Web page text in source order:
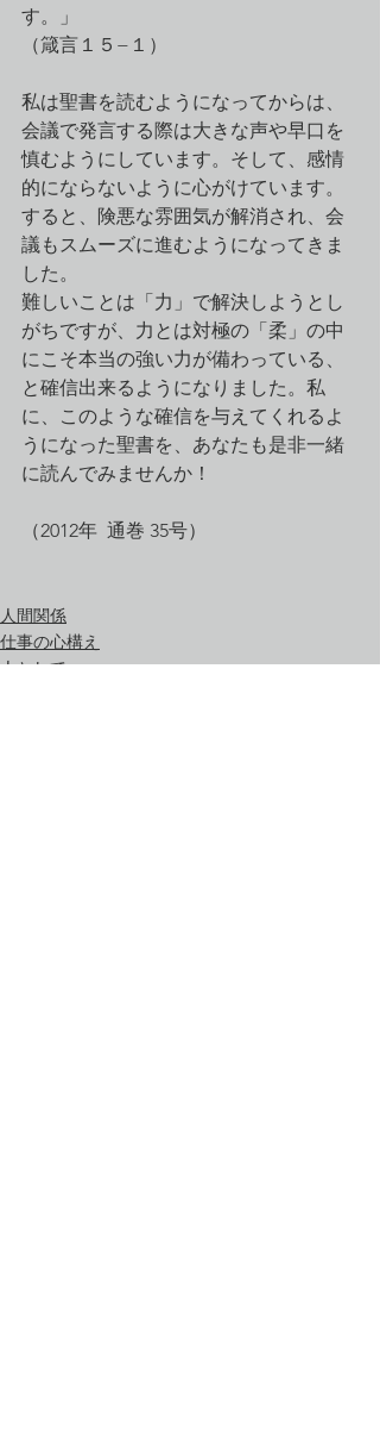
す。」
（箴言１５−１）
私は聖書を読むようになってからは、
会議で発言する際は大きな声や早口を
慎むようにしています。そして、感情
的にならないように心がけています。
すると、険悪な雰囲気が解消され、会
議もスムーズに進むようになってきま
した。
難しいことは「力」で解決しようとし
がちですが、力とは対極の「柔」の中
にこそ本当の強い力が備わっている、
と確信出来るようになりました。私
に、このような確信を与えてくれるよ
うになった聖書を、あなたも是非一緒
に読んでみませんか！
（2012年  通巻 35号）
人間関係
仕事の心構え
人として